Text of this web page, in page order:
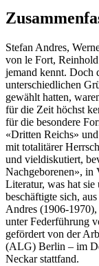
Stefan Andres,
von le Fort,
jemand kennt. Doch
unterschiedlichen
gewählt hatten,
für die Zeit höchst
für die besondere
«Dritten Reichs»
mit totalitärer
und vieldiskutiert,
Nachgeborenen», in
Literatur, was hat sie
beschäftigte sich,
Andres (1906-1970),
unter Federführung
gefördert von der
(ALG) Berlin – im
Neckar stattfand.